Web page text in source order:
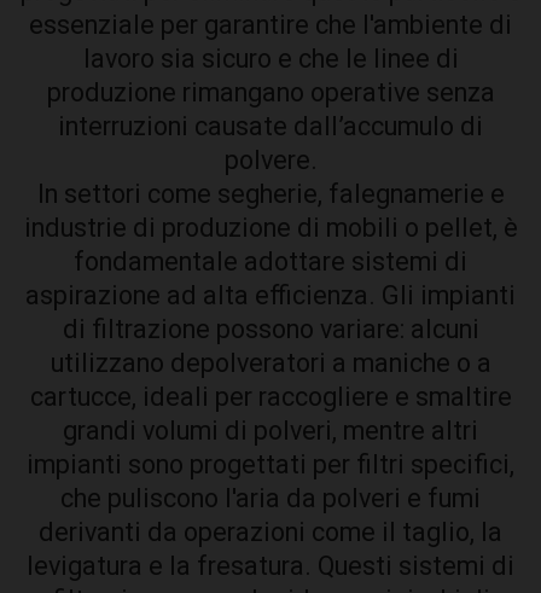
essenziale per garantire che l'ambiente di
lavoro sia sicuro e che le linee di
produzione rimangano operative senza
interruzioni causate dall’accumulo di
polvere.
In settori come segherie, falegnamerie e
industrie di produzione di mobili o pellet, è
fondamentale adottare sistemi di
aspirazione ad alta efficienza. Gli impianti
di filtrazione possono variare: alcuni
utilizzano depolveratori a maniche o a
cartucce, ideali per raccogliere e smaltire
grandi volumi di polveri, mentre altri
impianti sono progettati per filtri specifici,
che puliscono l'aria da polveri e fumi
derivanti da operazioni come il taglio, la
levigatura e la fresatura. Questi sistemi di